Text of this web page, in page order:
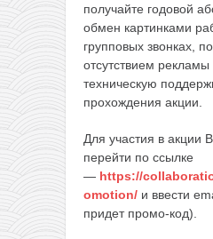
получайте годовой
обмен картинками
групповых звонках,
отсутствием
техническую
прохождения акции.
Для участия в акции
перейти по ссылке
— https://
omotion/ и ввести
придет промо-код).